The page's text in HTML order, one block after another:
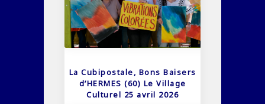
La Cubipostale, Bons Baisers
d’HERMES (60) Le Village
Culturel 25 avril 2026